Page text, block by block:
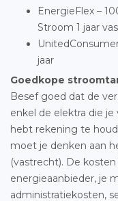
EnergieFlex –
Stroom 1 jaar
jaar
Goedkope
Besef goed dat de
enkel de elektra die
hebt rekening te
moet je denken aan
(vastrecht). De
energieaanbieder, je
administratiekosten,